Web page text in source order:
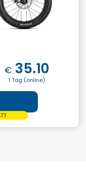
€ 35.10
1 Tag (online)